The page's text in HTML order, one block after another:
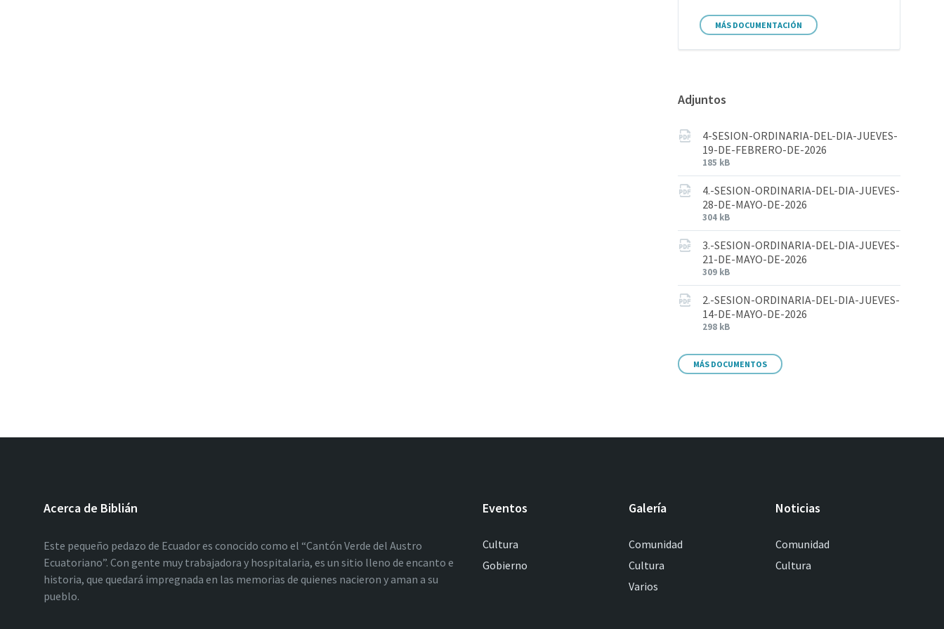
MÁS DOCUMENTACIÓN
Adjuntos
4-SESION-ORDINARIA-DEL-DIA-JUEVES-
19-DE-FEBRERO-DE-2026
185 kB
4.-SESION-ORDINARIA-DEL-DIA-JUEVES-
28-DE-MAYO-DE-2026
304 kB
3.-SESION-ORDINARIA-DEL-DIA-JUEVES-
21-DE-MAYO-DE-2026
309 kB
2.-SESION-ORDINARIA-DEL-DIA-JUEVES-
14-DE-MAYO-DE-2026
298 kB
MÁS DOCUMENTOS
Acerca de Biblián
Este pequeño pedazo de Ecuador es conocido como el “Cantón Verde del Austro
Ecuatoriano”. Con gente muy trabajadora y hospitalaria, es un sitio lleno de encanto e
historia, que quedará impregnada en las memorias de quienes nacieron y aman a su
pueblo.
Eventos
Cultura
Gobierno
Galería
Comunidad
Cultura
Varios
Noticias
Comunidad
Cultura